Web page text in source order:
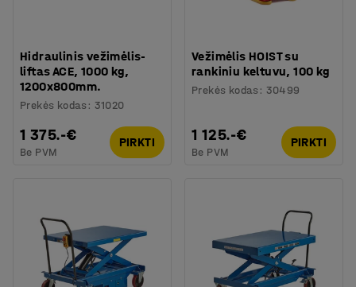
Hidraulinis vežimėlis-
liftas ACE, 1000 kg,
1200x800mm.
Prekės kodas : 31020
1 375.-€
Be PVM
PIRKTI
Vežimėlis HOIST su
rankiniu keltuvu, 100 kg
Prekės kodas : 30499
1 125.-€
Be PVM
PIRKTI